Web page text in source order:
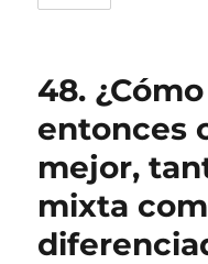
48.
entonces
mejor,
mixta